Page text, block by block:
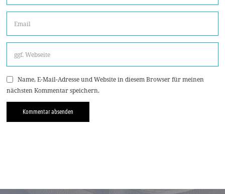
Name, E-Mail-Adresse und Website in diesem Browser für meinen
nächsten Kommentar speichern.